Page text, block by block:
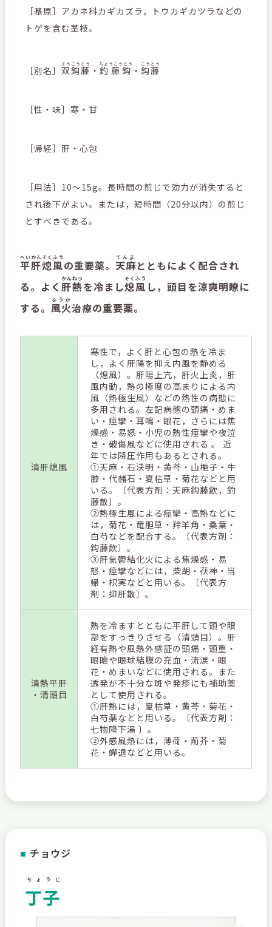
［基原］アカネ科カギカズラ，トウカギカツラなどの
トゲを含む茎枝。
［別名］ 双鈎藤
そうこうとう
・ 釣藤鈎
ちょうこうとう
・ 鈎藤
こうとう
［性・味］寒・甘
［帰経］肝・心包
［用法］10～15g。長時間の煎じで効力が消失すると
され後下がよい。または，短時間（20分以内）の煎じ
とすべきである。
平肝熄風
へいかんそくふう
の重要薬。 天麻
てんま
とともによく配合され
る。よく 肝熱
かんねつ
を冷まし熄風
そくふう
し，頭目を涼爽明瞭に
する。 風火
ふうか
治療の重要薬。
清肝熄風
寒性で，よく肝と心包の熱を冷ま
し，よく肝陽を抑え内風を静める
（熄風）。肝陽上亢，肝火上炎，肝
風内動，熱の極度の高まりによる内
風（熱極生風）などの熱性の病態に
多用される。左記病態の頭痛・めま
い・痙攣・耳鳴・眼花，さらには焦
燥感・易怒・小児の熱性痙攣や夜泣
き・破傷風などに使用される 。 近
年では降圧作用もあるとされる。
①天麻・石決明・黄芩・山梔子・牛
膝・代赭石・夏枯草・菊花などと用
いる。〔代表方剤：天麻鈎藤飲，釣
藤散〕。
②熱極生風による痙攣・高熱などに
は，菊花・竜胆草・羚羊角・桑葉・
白芍などを配合する。〔代表方剤：
鈎藤飲〕。
③肝気鬱結化火による焦燥感・易
怒・痙攣などには，柴胡・茯神・当
帰・枳実などと用いる。〔代表方
剤：抑肝散〕。
清熱平肝
・清頭目
熱を冷ますとともに平肝して頭や眼
部をすっきりさせる（清頭目）。肝
経有熱や風熱外感証の頭痛・頭重・
眼瞼や眼球結膜の充血・流涙・眼
花・めまいなどに使用される。また
透発が不十分な斑や発疹にも補助薬
として使用される。
①肝熱には，夏枯草・黄芩・菊花・
白芍薬などと用いる。〔代表方剤：
七物降下湯 〕。
②外感風熱には，薄荷・荊芥・菊
花・蟬退などと用いる。
■ チョウジ
丁子
ちょうじ